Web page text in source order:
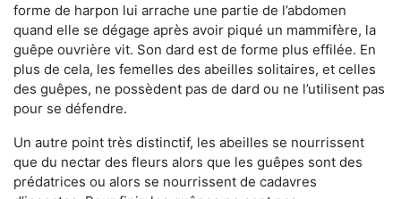
forme de harpon lui arrache une partie de l’abdomen
quand elle se dégage après avoir piqué un mammifère, la
guêpe ouvrière vit. Son dard est de forme plus effilée. En
plus de cela, les femelles des abeilles solitaires, et celles
des guêpes, ne possèdent pas de dard ou ne l’utilisent pas
pour se défendre.
Un autre point très distinctif, les abeilles se nourrissent
que du nectar des fleurs alors que les guêpes sont des
prédatrices ou alors se nourrissent de cadavres